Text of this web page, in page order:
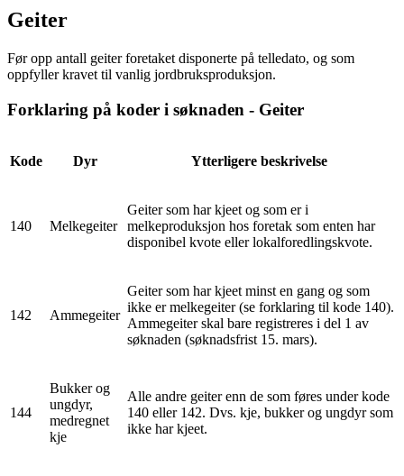
Geiter
Før opp antall geiter foretaket disponerte på telledato, og som
oppfyller kravet til vanlig jordbruksproduksjon.
Forklaring på koder i søknaden - Geiter
Kode Dyr Ytterligere beskrivelse
140 Melkegeiter
Geiter som har kjeet og som er i
melkeproduksjon hos foretak som enten har
disponibel kvote eller lokalforedlingskvote.
142 Ammegeiter
Geiter som har kjeet minst en gang og som
ikke er melkegeiter (se forklaring til kode 140).
Ammegeiter skal bare registreres i del 1 av
søknaden (søknadsfrist 15. mars).
144
Bukker og
ungdyr,
medregnet
kje
Alle andre geiter enn de som føres under kode
140 eller 142. Dvs. kje, bukker og ungdyr som
ikke har kjeet.